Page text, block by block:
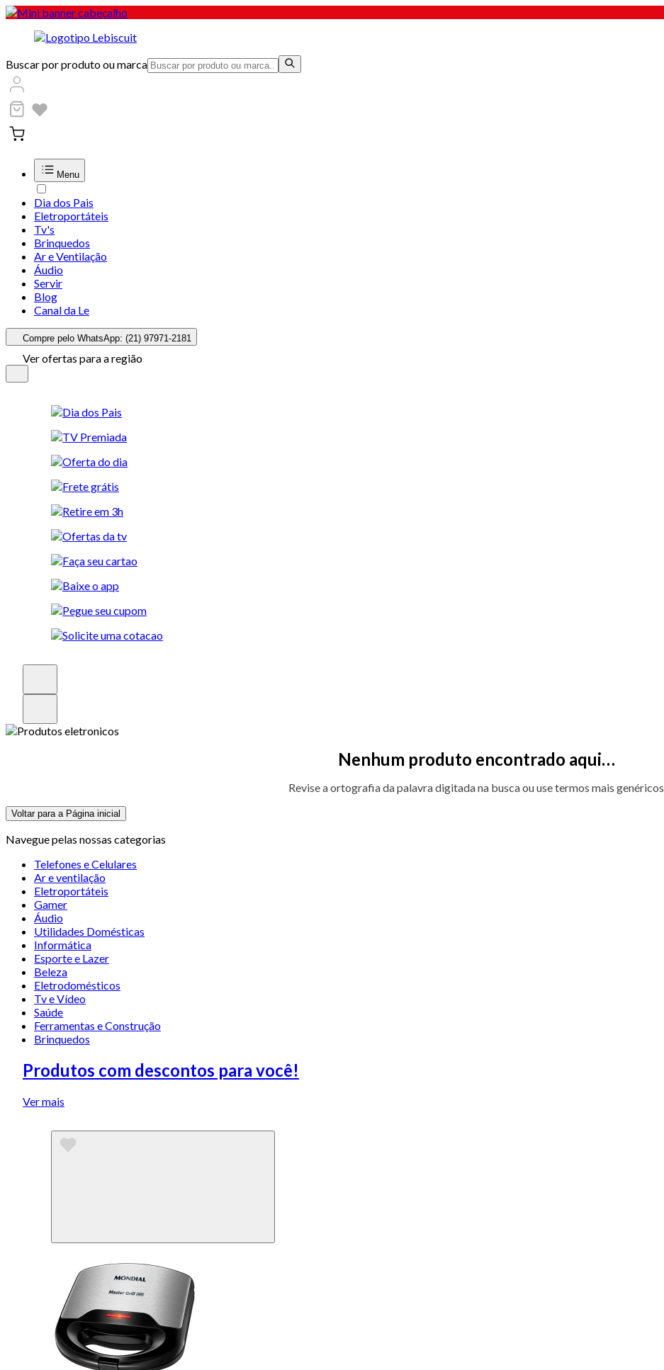
Buscar por produto ou marca
Menu
Dia dos Pais
Eletroportáteis
Tv's
Brinquedos
Ar e Ventilação
Áudio
Servir
Blog
Canal da Le
Compre pelo WhatsApp: (21) 97971-2181
Ver ofertas para a região
Nenhum produto encontrado aqui…
Revise a ortografia da palavra digitada na busca ou use termos mais genéricos
Voltar para a Página inicial
Navegue pelas nossas categorias
Telefones e Celulares
Ar e ventilação
Eletroportáteis
Gamer
Áudio
Utilidades Domésticas
Informática
Esporte e Lazer
Beleza
Eletrodomésticos
Tv e Vídeo
Saúde
Ferramentas e Construção
Brinquedos
Produtos com descontos para você!
Ver mais